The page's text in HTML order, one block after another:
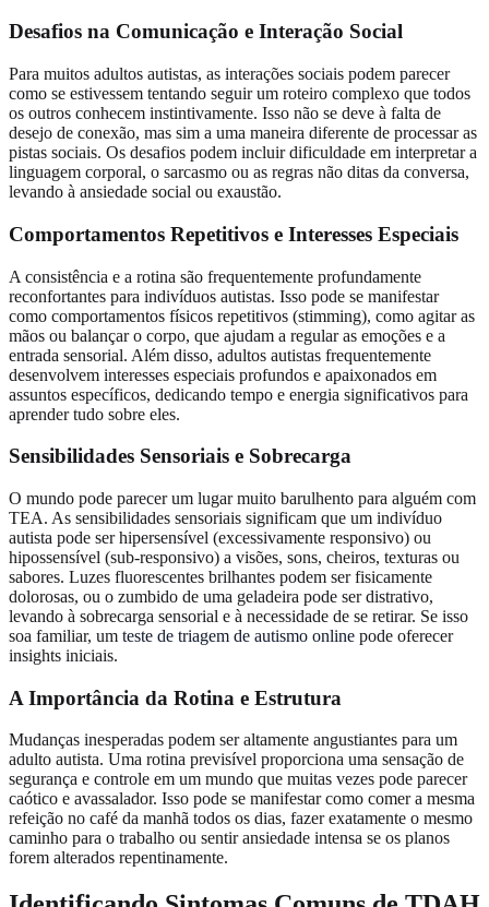
Desafios na Comunicação e Interação Social
Para muitos adultos autistas, as interações sociais podem parecer
como se estivessem tentando seguir um roteiro complexo que todos
os outros conhecem instintivamente. Isso não se deve à falta de
desejo de conexão, mas sim a uma maneira diferente de processar as
pistas sociais. Os desafios podem incluir dificuldade em interpretar a
linguagem corporal, o sarcasmo ou as regras não ditas da conversa,
levando à ansiedade social ou exaustão.
Comportamentos Repetitivos e Interesses Especiais
A consistência e a rotina são frequentemente profundamente
reconfortantes para indivíduos autistas. Isso pode se manifestar
como comportamentos físicos repetitivos (stimming), como agitar as
mãos ou balançar o corpo, que ajudam a regular as emoções e a
entrada sensorial. Além disso, adultos autistas frequentemente
desenvolvem interesses especiais profundos e apaixonados em
assuntos específicos, dedicando tempo e energia significativos para
aprender tudo sobre eles.
Sensibilidades Sensoriais e Sobrecarga
O mundo pode parecer um lugar muito barulhento para alguém com
TEA. As sensibilidades sensoriais significam que um indivíduo
autista pode ser hipersensível (excessivamente responsivo) ou
hipossensível (sub-responsivo) a visões, sons, cheiros, texturas ou
sabores. Luzes fluorescentes brilhantes podem ser fisicamente
dolorosas, ou o zumbido de uma geladeira pode ser distrativo,
levando à sobrecarga sensorial e à necessidade de se retirar. Se isso
soa familiar, um teste de triagem de autismo online pode oferecer
insights iniciais.
A Importância da Rotina e Estrutura
Mudanças inesperadas podem ser altamente angustiantes para um
adulto autista. Uma rotina previsível proporciona uma sensação de
segurança e controle em um mundo que muitas vezes pode parecer
caótico e avassalador. Isso pode se manifestar como comer a mesma
refeição no café da manhã todos os dias, fazer exatamente o mesmo
caminho para o trabalho ou sentir ansiedade intensa se os planos
forem alterados repentinamente.